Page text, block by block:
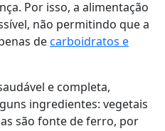
Por isso, a alimentação
não permitindo que a
decarboidratos e
e completa,
ingredientes: vegetais
são fonte de ferro, por